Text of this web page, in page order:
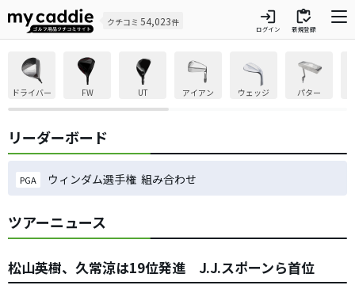
クチコミ 54,023件 login
ログイン
inventory
新規登録
ドライバー FW UT アイアン ウェッジ パター
リーダーボード
PGA ウィンダム選手権 組み合わせ
ツアーニュース
松山英樹、久常涼は19位発進 J.J.スポーンら首位